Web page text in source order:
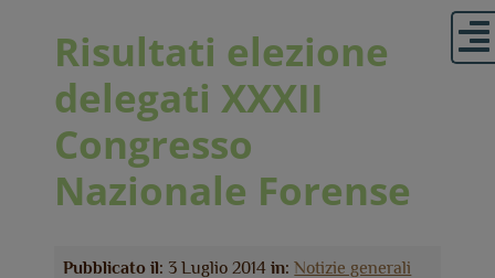
Risultati elezione
delegati XXXII
Congresso
Nazionale Forense
Pubblicato il: 3 Luglio 2014in: Notizie generali